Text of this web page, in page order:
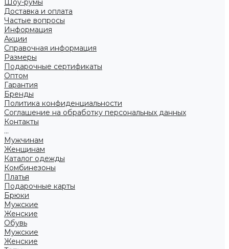
Шоу-румы
Доставка и оплата
Частые вопросы
Информация
Акции
Справочная информация
Размеры
Подарочные сертификаты
Оптом
Гарантия
Бренды
Политика конфиденциальности
Соглашение на обработку персональных данных
Контакты
...
Мужчинам
Женщинам
Каталог одежды
Комбинезоны
Платья
Подарочные карты
Брюки
Мужские
Женские
Обувь
Мужские
Женские